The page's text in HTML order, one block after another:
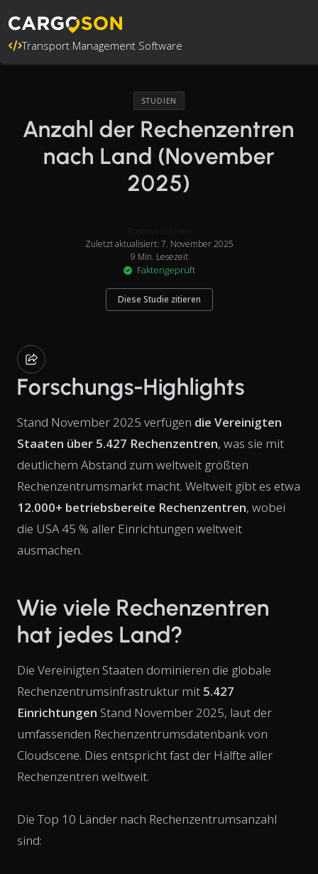
Transport Management Software
STUDIEN
Anzahl der Rechenzentren
nach Land (November
2025)
Rasmus Leichter
Zuletzt aktualisiert: 7. November 2025
9 Min. Lesezeit
Faktengeprüft
Diese Studie zitieren
Forschungs-Highlights
Stand November 2025 verfügen die Vereinigten
Staaten über 5.427 Rechenzentren, was sie mit
deutlichem Abstand zum weltweit größten
Rechenzentrumsmarkt macht. Weltweit gibt es etwa
12.000+ betriebsbereite Rechenzentren, wobei
die USA 45 % aller Einrichtungen weltweit
ausmachen.
Wie viele Rechenzentren
hat jedes Land?
Die Vereinigten Staaten dominieren die globale
Rechenzentrumsinfrastruktur mit 5.427
Einrichtungen Stand November 2025, laut der
umfassenden Rechenzentrumsdatenbank von
Cloudscene. Dies entspricht fast der Hälfte aller
Rechenzentren weltweit.
Die Top 10 Länder nach Rechenzentrumsanzahl
sind: